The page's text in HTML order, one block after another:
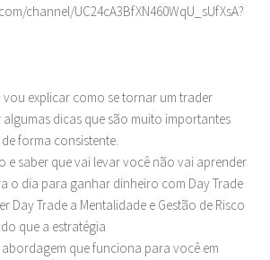
channel/UC24cA3BfXN460WqU_sUfXsA?
vou explicar como se tornar um trader
dicas que são muito importantes
forma consistente.
e saber que vai levar você não vai aprender
o dia para ganhar dinheiro com Day Trade
Day Trade a Mentalidade e Gestão de Risco
que a estratégia
que funciona para você em